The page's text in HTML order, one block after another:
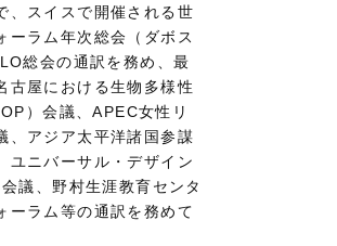
、スイスで開催される世
ーラム年次総会（ダボス
総会の通訳を務め、最
古屋における生物多様性
）会議、APEC女性リ
、アジア太平洋諸国参謀
ユニバーサル・デザイン
会議、野村生涯教育センタ
ーラム等の通訳を務めて